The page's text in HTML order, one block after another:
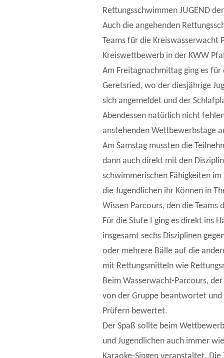
Rettungsschwimmen JUGEND
Auch die angehenden
Teams für die
Kreiswettbewerb in der KWW
Am Freitagnachmittag ging es
Geretsried, wo der diesjährige
sich angemeldet und der
Abendessen natürlich nicht
anstehenden Wettbewerbstage
Am Samstag mussten die
dann auch direkt mit den
schwimmerischen Fähigkeiten
die Jugendlichen ihr Können in
Wissen Parcours, den die
Für die Stufe I ging es direkt ins
insgesamt sechs Disziplinen
oder mehrere Bälle auf die
mit Rettungsmitteln wie
Beim Wasserwacht-Parcours,
von der Gruppe beantwortet und
Prüfern bewertet.
Der Spaß sollte beim
und Jugendlichen auch immer